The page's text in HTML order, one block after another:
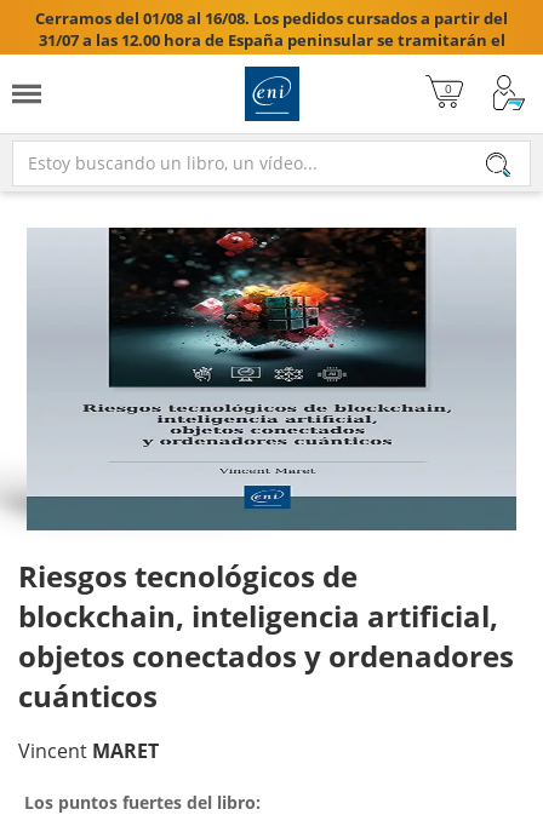
Cerramos del 01/08 al 16/08. Los pedidos cursados a partir del
31/07 a las 12.00 hora de España peninsular se tramitarán el
17/08/2026.

Riesgos tecnológicos de
blockchain, inteligencia artificial,
objetos conectados y ordenadores
cuánticos
Vincent MARET
Los puntos fuertes del libro: